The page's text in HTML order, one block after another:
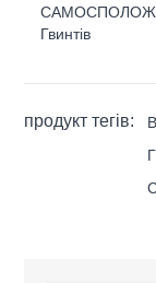
Гвинтів
продукт тегів: